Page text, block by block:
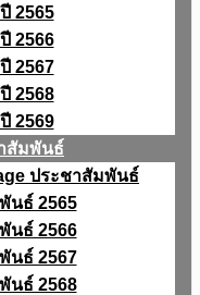
2565
2566
2567
2568
2569
สัมพันธ์
ประชาสัมพันธ์
นธ์ 2565
นธ์ 2566
นธ์ 2567
นธ์ 2568